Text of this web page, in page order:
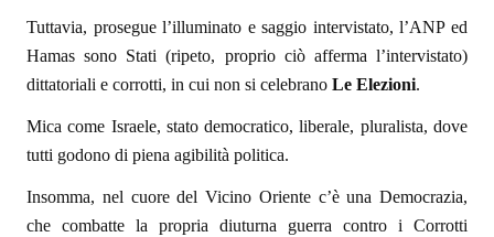
Tuttavia, prosegue l’illuminato e saggio intervistato, l’ANP ed
Hamas sono Stati (ripeto, proprio ciò afferma l’intervistato)
dittatoriali e corrotti, in cui non si celebrano Le Elezioni.
Mica come Israele, stato democratico, liberale, pluralista, dove
tutti godono di piena agibilità politica.
Insomma, nel cuore del Vicino Oriente c’è una Democrazia,
che combatte la propria diuturna guerra contro i Corrotti